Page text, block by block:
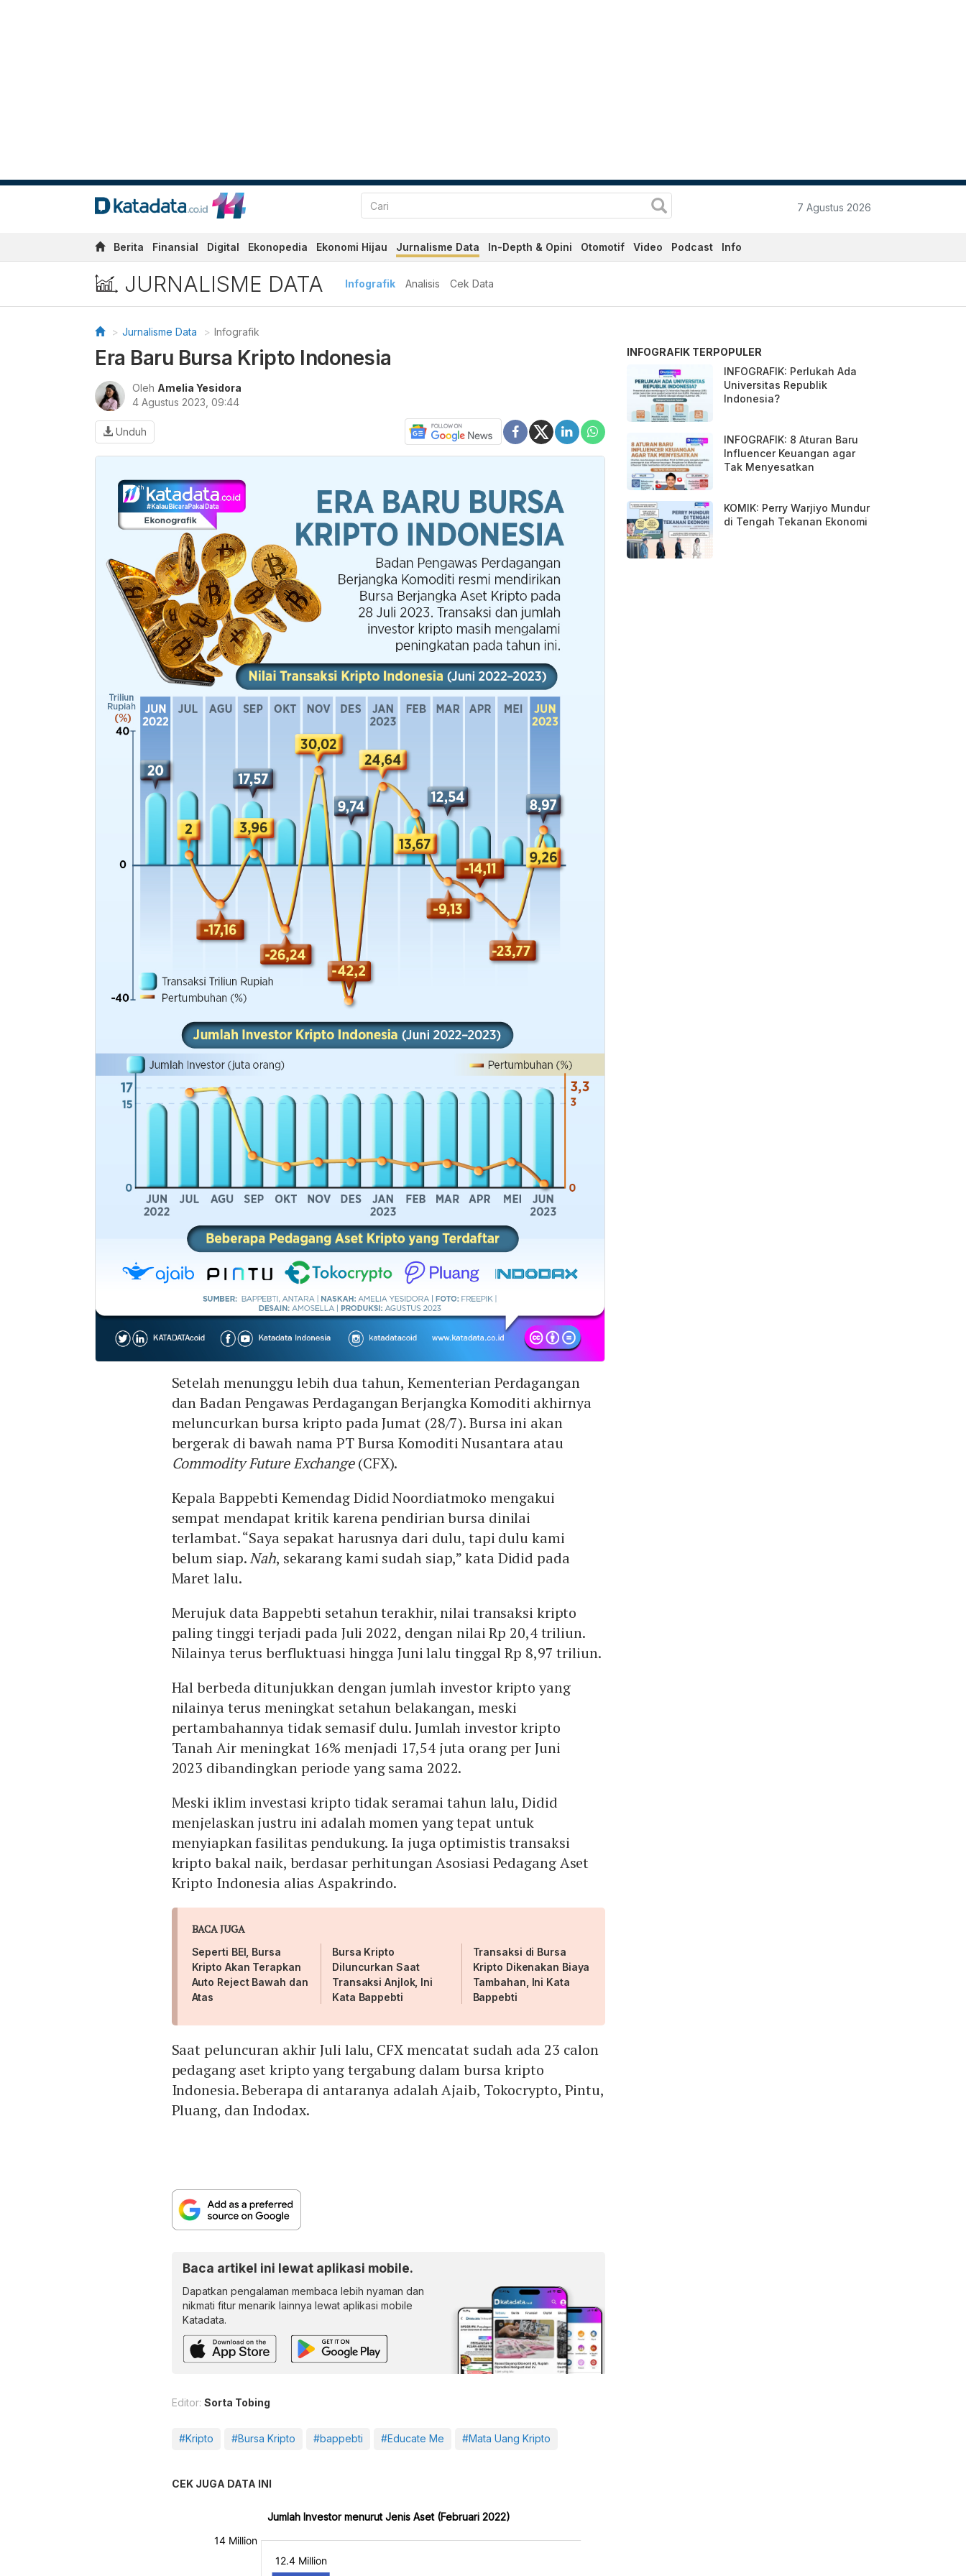
7 Agustus 2026
Berita Finansial Digital Ekonopedia Ekonomi Hijau Jurnalisme Data In-Depth & Opini Otomotif Video Podcast Info
JURNALISME DATA Infografik Analisis Cek Data
Jurnalisme Data Infografik
Era Baru Bursa Kripto Indonesia
Oleh Amelia Yesidora
4 Agustus 2023, 09:44
Unduh
Setelah menunggu lebih dua tahun, Kementerian Perdagangan
dan Badan Pengawas Perdagangan Berjangka Komoditi akhirnya
meluncurkan bursa kripto pada Jumat (28/7). Bursa ini akan
bergerak di bawah nama PT Bursa Komoditi Nusantara atau
Commodity Future Exchange(CFX).
Kepala Bappebti Kemendag Didid Noordiatmoko mengakui
sempat mendapat kritik karena pendirian bursa dinilai
terlambat. “Saya sepakat harusnya dari dulu, tapi dulu kami
belum siap.Nah, sekarang kami sudah siap,” kata Didid pada
Maret lalu.
Merujuk data Bappebti setahun terakhir, nilai transaksi kripto
paling tinggi terjadi pada Juli 2022, dengan nilai Rp 20,4 triliun.
Nilainya terus berfluktuasi hingga Juni lalu tinggal Rp 8,97 triliun.
Hal berbeda ditunjukkan dengan jumlah investor kripto yang
nilainya terus meningkat setahun belakangan, meski
pertambahannya tidak semasif dulu. Jumlah investor kripto
Tanah Air meningkat 16% menjadi 17,54 juta orang per Juni
2023 dibandingkan periode yang sama 2022.
Meski iklim investasi kripto tidak seramai tahun lalu, Didid
menjelaskan justru ini adalah momen yang tepat untuk
menyiapkan fasilitas pendukung. Ia juga optimistis transaksi
kripto bakal naik, berdasar perhitungan Asosiasi Pedagang Aset
Kripto Indonesia alias Aspakrindo.
BACA JUGA
Seperti BEI, Bursa
Kripto Akan Terapkan
Auto Reject Bawah dan
Atas
Bursa Kripto
Diluncurkan Saat
Transaksi Anjlok, Ini
Kata Bappebti
Transaksi di Bursa
Kripto Dikenakan Biaya
Tambahan, Ini Kata
Bappebti
Saat peluncuran akhir Juli lalu, CFX mencatat sudah ada 23 calon
pedagang aset kripto yang tergabung dalam bursa kripto
Indonesia. Beberapa di antaranya adalah Ajaib, Tokocrypto, Pintu,
Pluang, dan Indodax.
Baca artikel ini lewat aplikasi mobile.
Dapatkan pengalaman membaca lebih nyaman dan
nikmati fitur menarik lainnya lewat aplikasi mobile
Katadata.
Editor: Sorta Tobing
#Kripto #Bursa Kripto #bappebti #Educate Me #Mata Uang Kripto
CEK JUGA DATA INI
INFOGRAFIK TERPOPULER
INFOGRAFIK: Perlukah Ada
Universitas Republik
Indonesia?
INFOGRAFIK: 8 Aturan Baru
Influencer Keuangan agar
Tak Menyesatkan
KOMIK: Perry Warjiyo Mundur
di Tengah Tekanan Ekonomi